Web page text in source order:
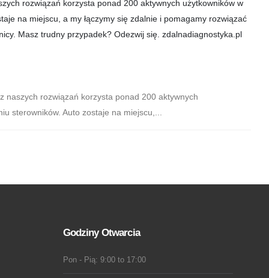
naszych rozwiązań korzysta ponad 200 aktywnych
sterowników. Auto zostaje na miejscu,...
Godziny Otwarcia
Pon - Pią: 9:00 to 17:00